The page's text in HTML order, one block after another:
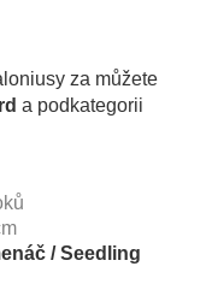
za můžete
a podkategorii
/ Seedling